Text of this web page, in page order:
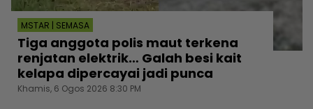
MSTAR | SEMASA
Tiga anggota polis maut terkena
renjatan elektrik… Galah besi kait
kelapa dipercayai jadi punca
Khamis, 6 Ogos 2026 8:30 PM